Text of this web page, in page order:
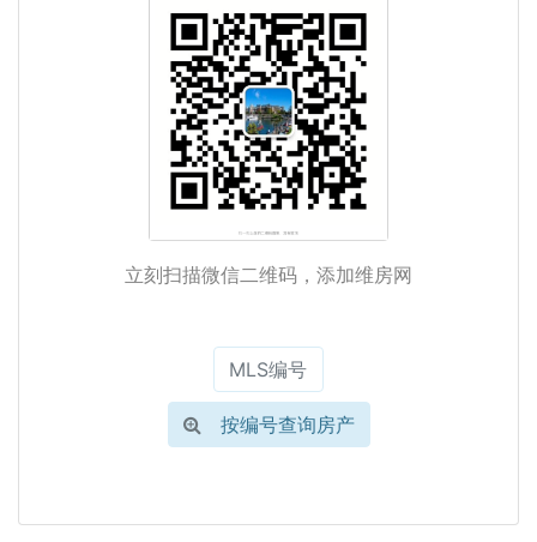
立刻扫描微信二维码，添加维房网
按编号查询房产